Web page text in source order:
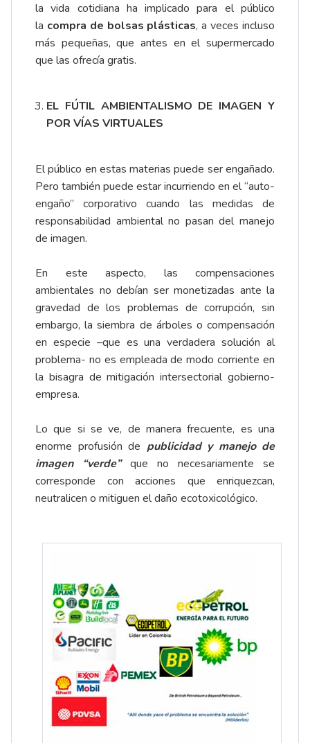
la vida cotidiana ha implicado para el público
la compra de bolsas plásticas, a veces incluso
más pequeñas, que antes en el supermercado
que las ofrecía gratis.
EL FÚTIL AMBIENTALISMO DE IMAGEN Y
POR VÍAS VIRTUALES
El público en estas materias puede ser engañado.
Pero también puede estar incurriendo en el “auto-
engaño” corporativo cuando las medidas de
responsabilidad ambiental no pasan del manejo
de imagen.
En este aspecto, las compensaciones
ambientales no debían ser monetizadas ante la
gravedad de los problemas de corrupción, sin
embargo, la siembra de árboles o compensación
en especie –que es una verdadera solución al
problema- no es empleada de modo corriente en
la bisagra de mitigación intersectorial gobierno-
empresa.
Lo que si se ve, de manera frecuente, es una
enorme profusión de publicidad y manejo de
imagen “verde”que no necesariamente se
corresponde con acciones que enriquezcan,
neutralicen o mitiguen el daño ecotoxicológico.